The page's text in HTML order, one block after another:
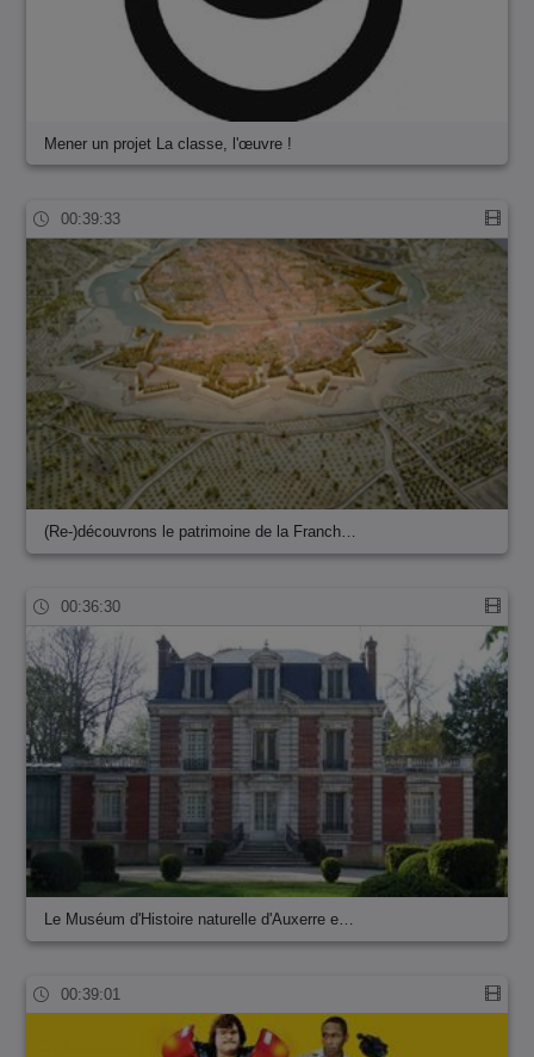
Mener un projet La classe, l'œuvre !
00:39:33
(Re-)découvrons le patrimoine de la Franch…
00:36:30
Le Muséum d'Histoire naturelle d'Auxerre e…
00:39:01